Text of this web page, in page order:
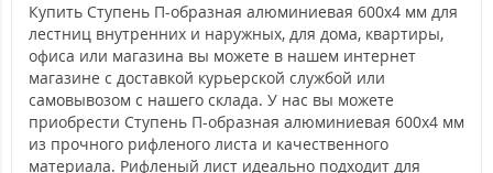
Купить Ступень П-образная алюминиевая 600x4 мм для
лестниц внутренних и наружных, для дома, квартиры,
офиса или магазина вы можете в нашем интернет
магазине с доставкой курьерской службой или
самовывозом с нашего склада. У нас вы можете
приобрести Ступень П-образная алюминиевая 600x4 мм
из прочного рифленого листа и качественного
материала. Рифленый лист идеально подходит для